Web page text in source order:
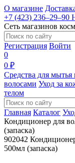
О магазине
+7 (423) 236‒29‒90
Сеть магазинов
Регистрация Войти
0
0 ₽
Средства для мытья
волосами Уход за
телом
Главная Каталог
Кондиционер для
(запаска)
902042
500мл (запаска)